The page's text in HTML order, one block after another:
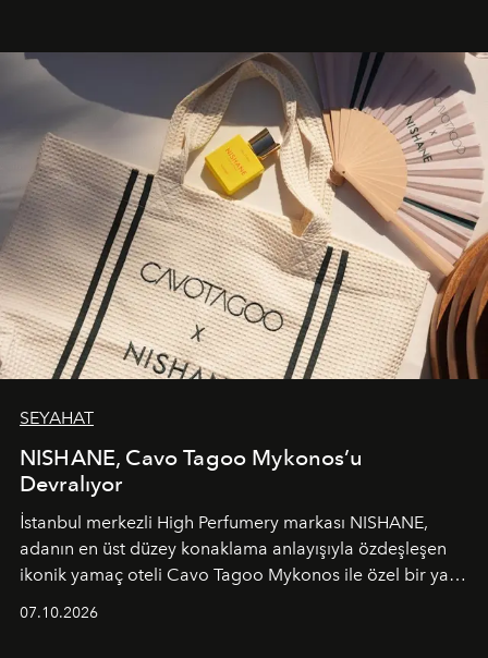
SEYAHAT
NISHANE, Cavo Tagoo Mykonos’u
Devralıyor
İstanbul merkezli High Perfumery markası NISHANE,
adanın en üst düzey konaklama anlayışıyla özdeşleşen
ikonik yamaç oteli Cavo Tagoo Mykonos ile özel bir yaz
07.10.2026